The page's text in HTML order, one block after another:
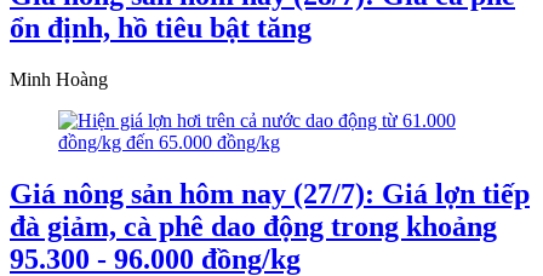
ổn định, hồ tiêu bật tăng
Minh Hoàng
Giá nông sản hôm nay (27/7): Giá lợn tiếp
đà giảm, cà phê dao động trong khoảng
95.300 - 96.000 đồng/kg